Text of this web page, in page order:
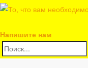
Напишите нам